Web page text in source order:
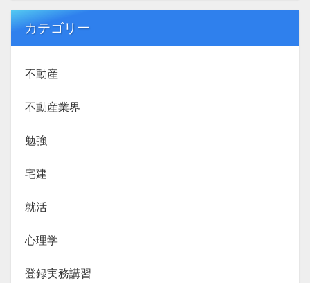
カテゴリー
不動産
不動産業界
勉強
宅建
就活
心理学
登録実務講習